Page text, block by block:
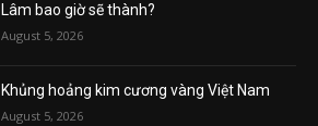
Lâm bao giờ sẽ thành?
August 5, 2026
Khủng hoảng kim cương vàng Việt Nam
August 5, 2026